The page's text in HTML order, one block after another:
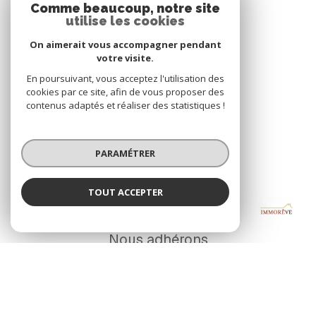
IMMORÊVE
VOTRE ESPACE
Espace propriétaire
SE CONNECTER
ADHÉRENTS
Nous adhérons
Comme beaucoup, notre site
utilise les cookies
On aimerait vous accompagner pendant
votre visite.
En poursuivant, vous acceptez l'utilisation des
cookies par ce site, afin de vous proposer des
contenus adaptés et réaliser des statistiques !
PARAMÉTRER
TOUT ACCEPTER